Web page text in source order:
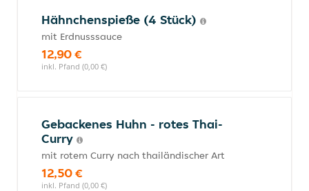
Hähnchenspieße (4 Stück)
mit Erdnusssauce
12,90 €
inkl. Pfand (0,00 €)
Gebackenes Huhn - rotes Thai-
Curry
mit rotem Curry nach thailändischer Art
12,50 €
inkl. Pfand (0,00 €)